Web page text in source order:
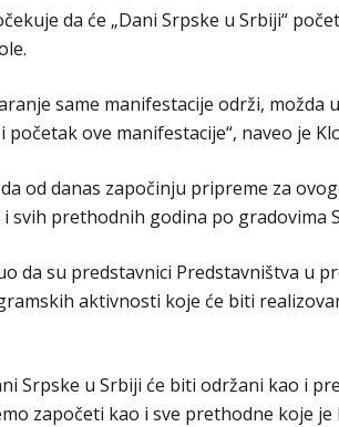
da će „Dani Srpske u Srbiji“
same manifestacije održi,
početak ove manifestacije“, naveo je
od danas započinju pripreme za
svih prethodnih godina po gradovima
da su predstavnici Predstavništva u
aktivnosti koje će biti
Srpske u Srbiji će biti održani kao i
započeti kao i sve prethodne koje